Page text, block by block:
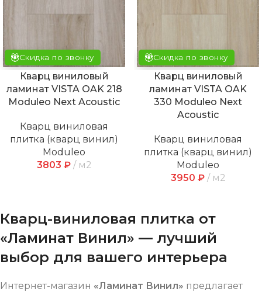
Скидка по звонку
Кварц виниловый
ламинат VISTA OAK 218
Moduleo Next Acoustic
Кварц виниловая
плитка (кварц винил)
Moduleo
3803 ₽ м2
Скидка по звонку
Кварц виниловый
ламинат VISTA OAK
330 Moduleo Next
Acoustic
Кварц виниловая
плитка (кварц винил)
Moduleo
3950 ₽ м2
Кварц-виниловая плитка от
«Ламинат Винил» — лучший
выбор для вашего интерьера
Интернет-магазин «Ламинат Винил» предлагает